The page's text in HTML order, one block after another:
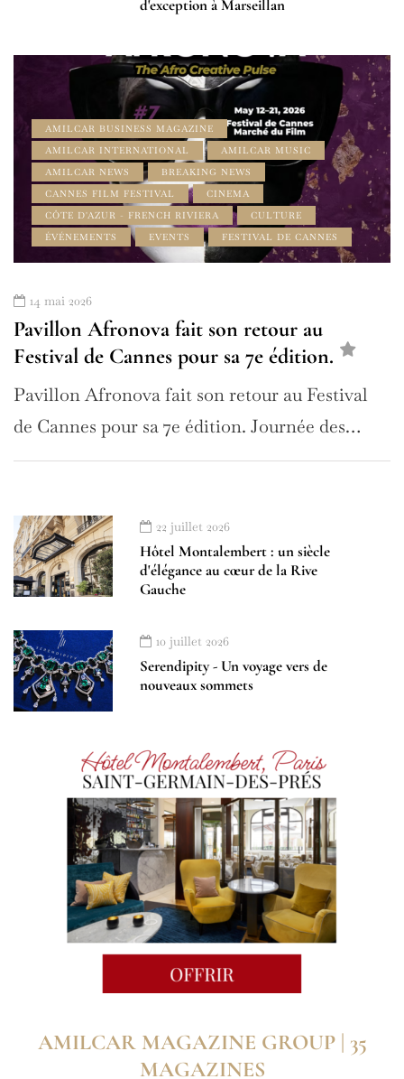
d'exception à Marseillan
AMILCAR BUSINESS MAGAZINE
AMILCAR INTERNATIONAL
AMILCAR MUSIC
AMILCAR NEWS
BREAKING NEWS
CANNES FILM FESTIVAL
CINEMA
CÔTE D'AZUR - FRENCH RIVIERA
CULTURE
ÉVÉNEMENTS
EVENTS FESTIVAL DE CANNES
14 mai 2026
Pavillon Afronova fait son retour au
Festival de Cannes pour sa 7e édition.
Pavillon Afronova fait son retour au Festival
de Cannes pour sa 7e édition. Journée des…
22 juillet 2026
Hôtel Montalembert : un siècle
d'élégance au cœur de la Rive
Gauche
10 juillet 2026
Serendipity - Un voyage vers de
nouveaux sommets
AMILCAR MAGAZINE GROUP | 35
MAGAZINES